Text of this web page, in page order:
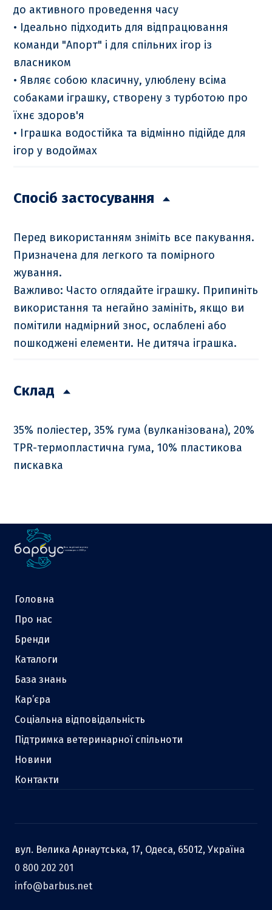
до активного проведення часу
• Ідеально підходить для відпрацювання
команди "Апорт" і для спільних ігор із
власником
• Являє собою класичну, улюблену всіма
собаками іграшку, створену з турботою про
їхнє здоров'я
• Іграшка водостійка та відмінно підійде для
ігор у водоймах
Спосіб застосування
Перед використанням зніміть все пакування.
Призначена для легкого та помірного
жування.
Важливо: Часто оглядайте іграшку. Припиніть
використання та негайно замініть, якщо ви
помітили надмірний знос, ослаблені або
пошкоджені елементи. Не дитяча іграшка.
Склад
35% поліестер, 35% гума (вулканізована), 20%
TPR-термопластична гума, 10% пластикова
пискавка
Ваш надійний партнер
у зоотоварах з 2000 р.
Головна
Про нас
Бренди
Каталоги
База знань
Кар’єра
Соціальна відповідальність
Підтримка ветеринарної спільноти
Новини
Контакти
вул. Велика Арнаутська, 17, Одеса, 65012, Україна
0 800 202 201
info@barbus.net